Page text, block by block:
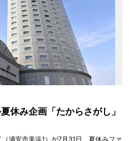
休み企画「たからさがし」
浦安市美浜1）が7月31日、夏休みファ